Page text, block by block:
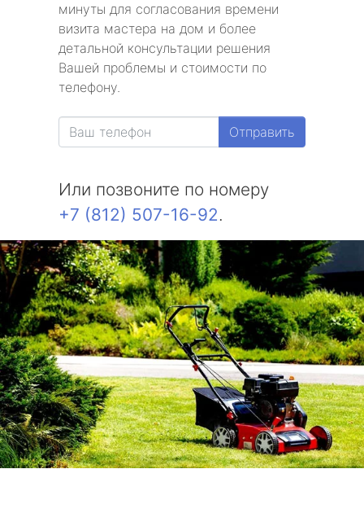
минуты для согласования времени
визита мастера на дом и более
детальной консультации решения
Вашей проблемы и стоимости по
телефону.
Отправить
Или позвоните по номеру
+7 (812) 507-16-92.